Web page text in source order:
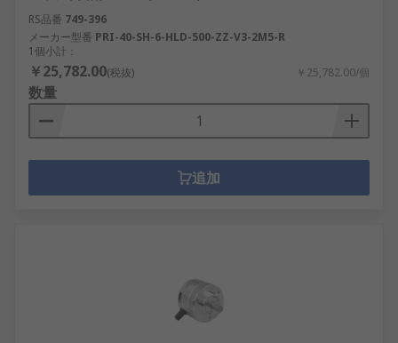
RS品番 749-396
メーカー型番 PRI-40-SH-6-HLD-500-ZZ-V3-2M5-R
1個小計：
￥25,782.00(税抜) ￥25,782.00/個
数量
追加